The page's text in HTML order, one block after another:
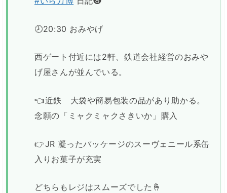
🕗20:30 おみやげ
西ゲート付近には2軒、鉄道会社経営のおみや
げ屋さんが並んでいる。
👈近鉄 大袋や簡易包装の品があり助かる。
念願の「ミャクミャクさきいか」購入
👉JR 凝ったパッケージのスーヴェニール系缶
入りお菓子が充実
どちらもレジはスムーズでした🤞